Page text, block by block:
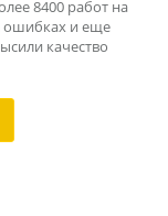
8400 работ на
ошибках и еще
качество